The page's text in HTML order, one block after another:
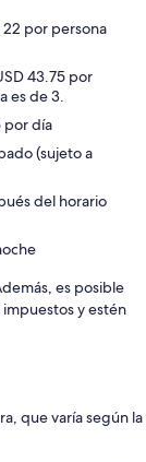
22 por persona
43.75 por
es de 3.
por día
(sujeto a
del horario
es posible
y estén
que varía según la